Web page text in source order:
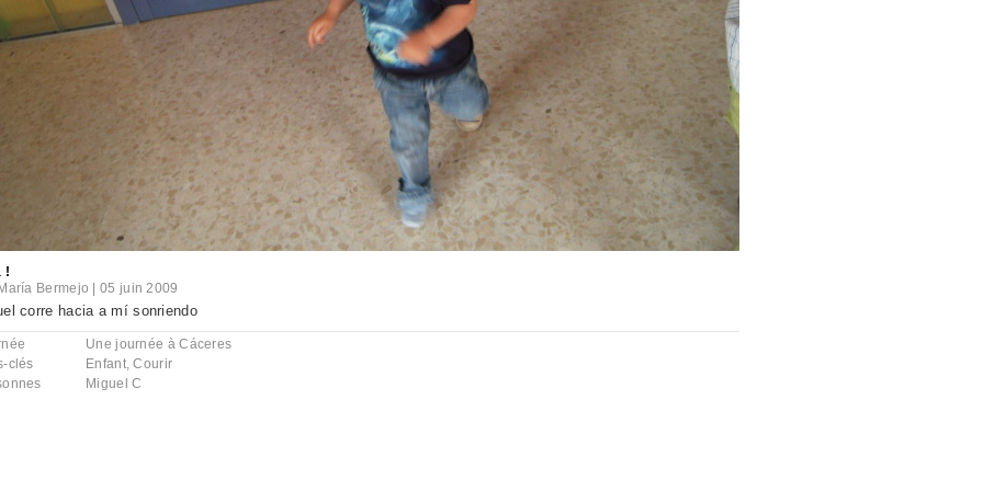
!
Bermejo |05 juin 2009
corre hacia a mí sonriendo
Une journée à Cáceres
clés
Enfant,Courir
Miguel C